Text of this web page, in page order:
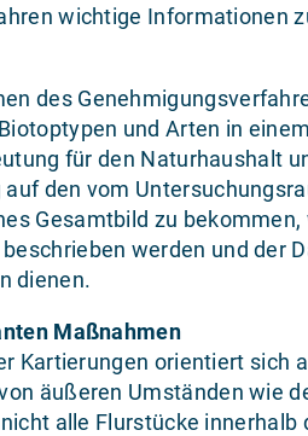
wichtige Informationen
des
und Arten in
für den Naturhaushalt
den vom
Gesamtbild zu
werden und der
dienen.
Maßnahmen
Kartierungen orientiert sich
äußeren Umständen wie
alle Flurstücke